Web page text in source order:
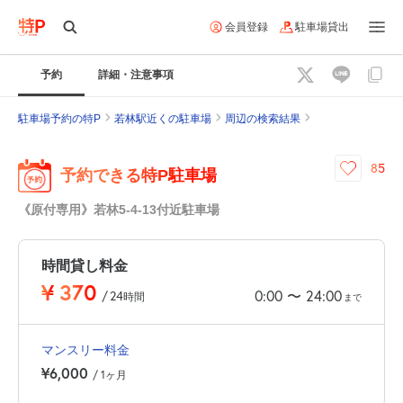
会員登録 駐車場貸出
予約 詳細・注意事項
駐車場予約の特P 若林駅近くの駐車場 周辺の検索結果
予約できる特P駐車場
《原付専用》若林5-4-13付近駐車場
85
時間貸し料金
¥ 370 /24時間 0:00 〜 24:00 まで
マンスリー料金
¥6,000 / 1ヶ月